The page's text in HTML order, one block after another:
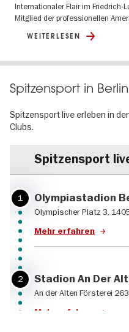
Internationaler Flair im Friedrich-
Mitglied der professionellen
WEITERLESEN
Spitzensport in Berlin
Spitzensport live erleben in
Clubs.
Spitzensport
1 Olympiastadion
Olympischer Platz 3,
Mehr erfahren
2 Stadion An Der
An der Alten Försterei
Mehr erfahren